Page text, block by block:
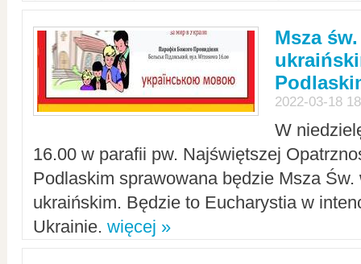
Msza
2022-03-18
W
16.00 w parafii pw. Najświętszej
Podlaskim sprawowana będzie Msza Św.
ukraińskim. Będzie to Eucharystia w
Ukrainie. więcej »